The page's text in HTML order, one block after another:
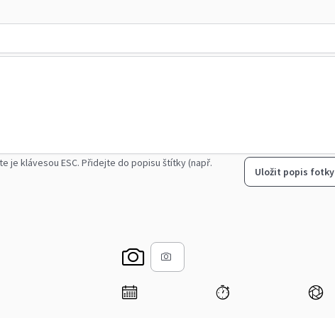
je klávesou ESC. Přidejte do popisu štítky (např.
Uložit popis fotky